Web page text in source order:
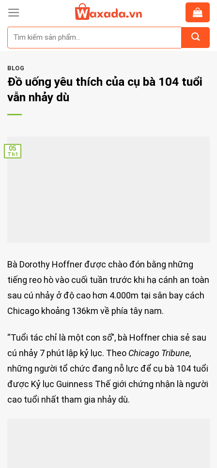
Skip
content
BLOG
Đồ uống yêu thích của cụ bà 104 tuổi
vẫn nhảy dù
05
Th1
Bà Dorothy Hoffner được chào đón bằng những
tiếng reo hò vào cuối tuần trước khi hạ cánh an toàn
sau cú nhảy ở độ cao hơn 4.000m tại sân bay cách
Chicago khoảng 136km về phía tây nam.
“Tuổi tác chỉ là một con số”, bà Hoffner chia sẻ sau
cú nhảy 7 phút lập kỷ lục. Theo Chicago Tribune,
những người tổ chức đang nỗ lực để cụ bà 104 tuổi
được Kỷ lục Guinness Thế giới chứng nhận là người
cao tuổi nhất tham gia nhảy dù.